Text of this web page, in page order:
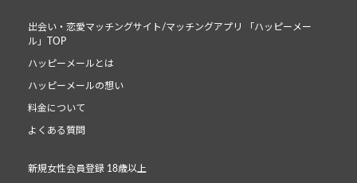
出会い・恋愛マッチングサイト/マッチングアプリ 「ハッピーメー
ル」TOP
ハッピーメールとは
ハッピーメールの想い
料金について
よくある質問
新規女性会員登録 18歳以上